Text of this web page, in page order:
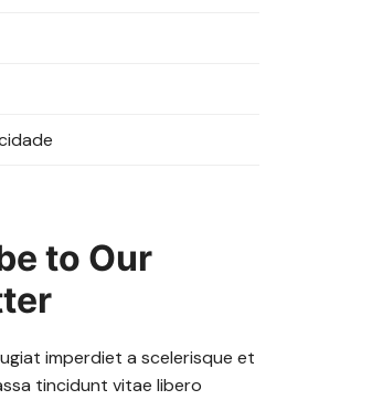
to Our
imperdiet a scelerisque et
tincidunt vitae libero